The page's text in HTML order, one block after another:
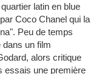
latin en blue
Coco Chanel qui la
Peu de temps
un film
alors critique
essais une première